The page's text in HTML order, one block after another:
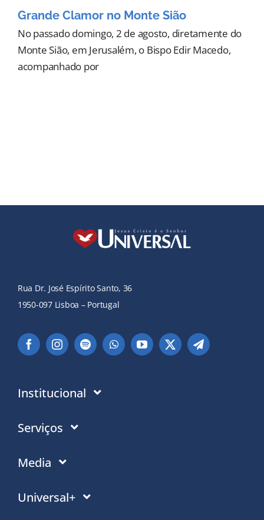
Grande Clamor no Monte Sião
No passado domingo, 2 de agosto, diretamente do
Monte Sião, em Jerusalém, o Bispo Edir Macedo,
acompanhado por
Rua Dr. José Espírito Santo, 36
1950-097 Lisboa – Portugal
Institucional
Instituição
Politica de Cookies
Serviços
Contactos
Media
Notícias
Eventos
Universal+